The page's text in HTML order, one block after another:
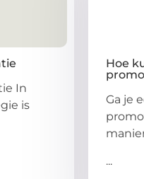
In
is
Hoe
Ga je
...